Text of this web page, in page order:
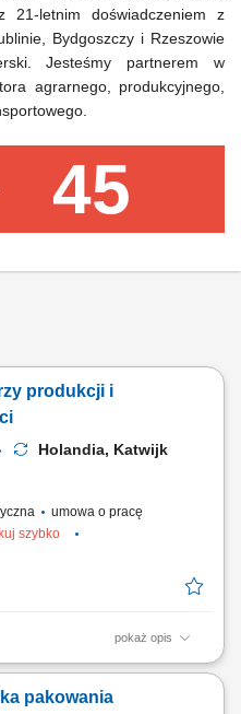
45
letnim doświadczeniem z
Bydgoszczy i Rzeszowie
Jesteśmy partnerem w
agrarnego, produkcyjnego,
produkcji i
Holandia, Katwijk
umowa o pracę
szybko
pokaż opis
artykułów spożywczych
Dbanie o czystość
pakowania